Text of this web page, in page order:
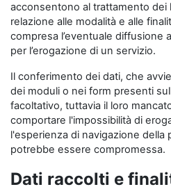
acconsentono al trattamento dei
relazione alle modalità e alle
compresa l’eventuale diffusione
per l’erogazione di un servizio.
Il conferimento dei dati, che
dei moduli o nei form presenti
facoltativo, tuttavia il loro
comportare l'impossibilità di
l'esperienza di navigazione della
potrebbe essere compromessa.
Dati raccolti e